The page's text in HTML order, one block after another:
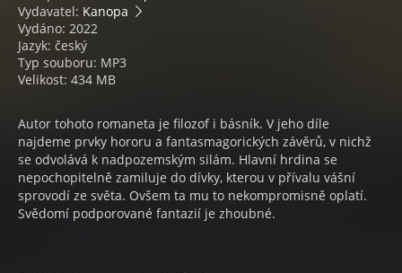
Vydavatel: Kanopa
Vydáno: 2022
Jazyk: český
Typ souboru: MP3
Velikost: 434 MB
Autor tohoto romaneta je filozof i básník. V jeho díle
najdeme prvky hororu a fantasmagorických závěrů, v nichž
se odvolává k nadpozemským silám. Hlavní hrdina se
nepochopitelně zamiluje do dívky, kterou v přívalu vášní
sprovodí ze světa. Ovšem ta mu to nekompromisně oplatí.
Svědomí podporované fantazií je zhoubné.